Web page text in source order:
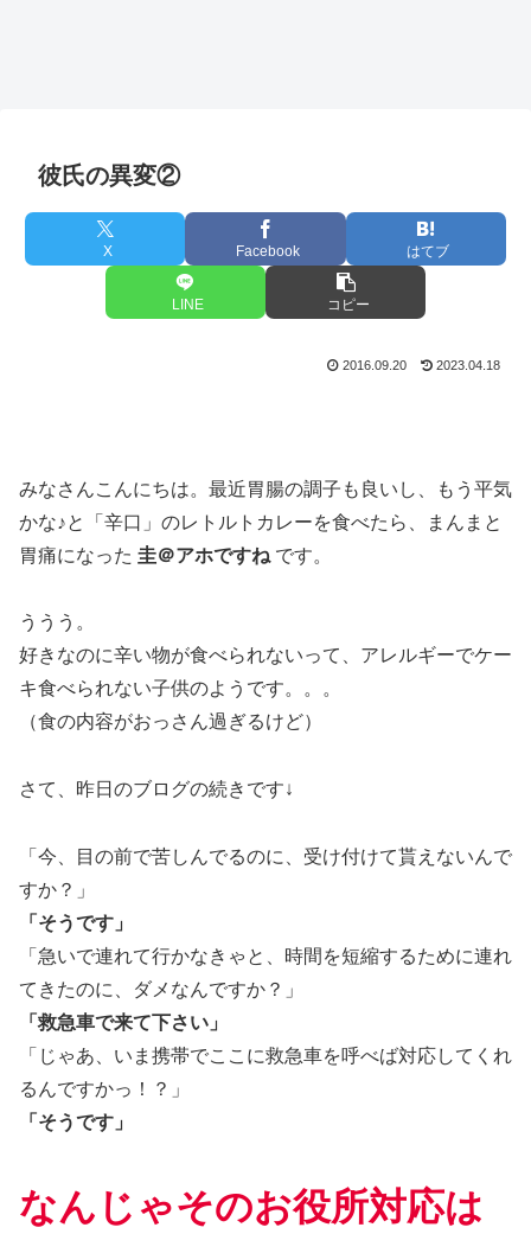
彼氏の異変②
X Facebook はてブ
LINE コピー
2016.09.20 2023.04.18
みなさんこんにちは。最近胃腸の調子も良いし、もう平気
かな♪と「辛口」のレトルトカレーを食べたら、まんまと
胃痛になった 圭＠アホですね です。
ううう。
好きなのに辛い物が食べられないって、アレルギーでケー
キ食べられない子供のようです。。。
（食の内容がおっさん過ぎるけど）
さて、昨日のブログの続きです↓
「今、目の前で苦しんでるのに、受け付けて貰えないんで
すか？」
「そうです」
「急いで連れて行かなきゃと、時間を短縮するために連れ
てきたのに、ダメなんですか？」
「救急車で来て下さい」
「じゃあ、いま携帯でここに救急車を呼べば対応してくれ
るんですかっ！？」
「そうです」
なんじゃそのお役所対応は